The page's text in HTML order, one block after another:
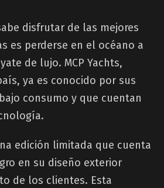
disfrutar de las mejores
es perderse en el océano a
de lujo. MCP Yachts,
ya es conocido por sus
consumo y que cuentan
edición limitada que cuenta
en su diseño exterior
de los clientes. Esta